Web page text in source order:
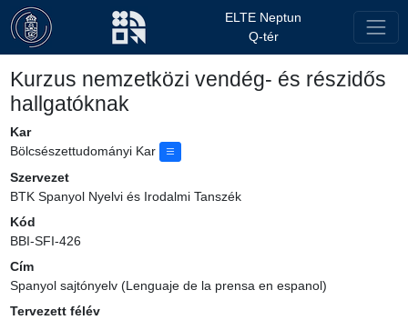
ELTE Neptun
Q-tér
Kurzus nemzetközi vendég- és részidős
hallgatóknak
Kar
Bölcsészettudományi Kar
Szervezet
BTK Spanyol Nyelvi és Irodalmi Tanszék
Kód
BBI-SFI-426
Cím
Spanyol sajtónyelv (Lenguaje de la prensa en espanol)
Tervezett félév